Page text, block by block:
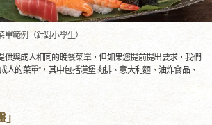
單範例（針對小學生）
供與成人相同的晚餐菜單，但如果您提前提出要求，我們
人的菜單”，其中包括漢堡肉排、意大利麵、油炸食品、